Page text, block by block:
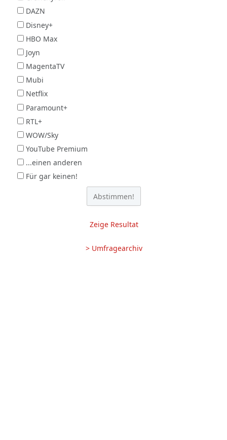
DAZN
Disney+
HBO Max
Joyn
MagentaTV
Mubi
Netflix
Paramount+
RTL+
WOW/Sky
YouTube Premium
...einen anderen
Für gar keinen!
Zeige Resultat
> Umfragearchiv